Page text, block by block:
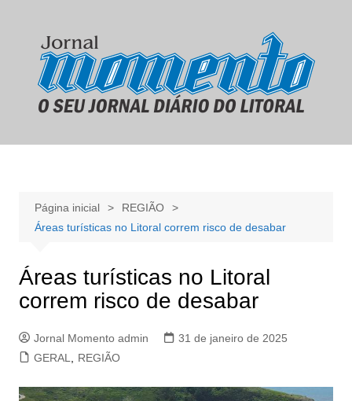
conteúdo
Página inicial
REGIÃO
Áreas turísticas no Litoral correm risco de desabar
Áreas turísticas no Litoral
correm risco de desabar
Jornal Momento admin
31 de janeiro de 2025
GERAL
REGIÃO